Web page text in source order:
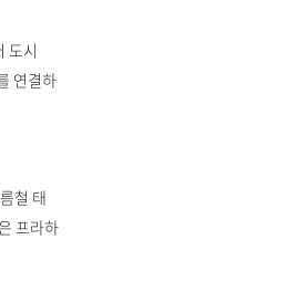
도시
연결하
철 태
프라하